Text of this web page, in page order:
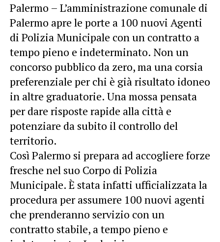
Palermo – L’amministrazione comunale di
Palermo apre le porte a 100 nuovi Agenti
di Polizia Municipale con un contratto a
tempo pieno e indeterminato. Non un
concorso pubblico da zero, ma una corsia
preferenziale per chi è già risultato idoneo
in altre graduatorie. Una mossa pensata
per dare risposte rapide alla città e
potenziare da subito il controllo del
territorio.
Così Palermo si prepara ad accogliere forze
fresche nel suo Corpo di Polizia
Municipale. È stata infatti ufficializzata la
procedura per assumere 100 nuovi agenti
che prenderanno servizio con un
contratto stabile, a tempo pieno e